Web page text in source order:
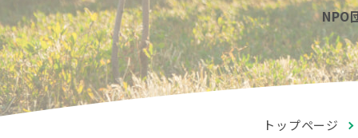
NPO
トップページ